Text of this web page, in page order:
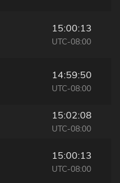
15:00:13
UTC-08:00
14:59:50
UTC-08:00
15:02:08
UTC-08:00
15:00:13
UTC-08:00